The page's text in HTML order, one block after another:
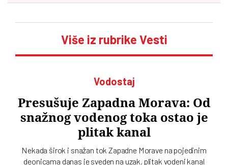
Više iz rubrike Vesti
Vodostaj
Presušuje Zapadna Morava: Od
snažnog vodenog toka ostao je
plitak kanal
Nekada širok i snažan tok Zapadne Morave na pojedinim
deonicama danas je sveden na uzak, plitak vodeni kanal